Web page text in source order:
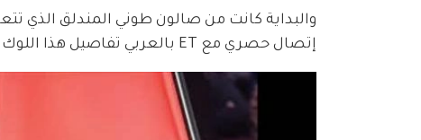
والبداية كانت من صالون طوني المندلق
إتصال حصري مع ET بالعربي تفاصيل هذا اللوك.